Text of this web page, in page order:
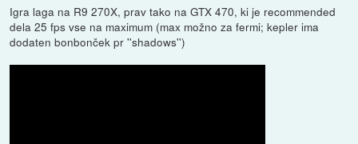
Igra laga na R9 270X, prav tako na GTX 470, ki je recommended
dela 25 fps vse na maximum (max možno za fermi; kepler ima
dodaten bonbonček pr ''shadows'')